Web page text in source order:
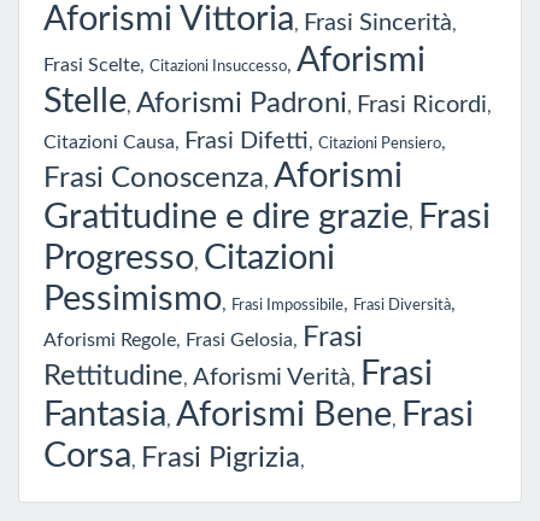
Aforismi Vittoria, Frasi Sincerità,
Frasi Scelte, Citazioni Insuccesso, Aforismi
Stelle, Aforismi Padroni, Frasi Ricordi,
Citazioni Causa, Frasi Difetti, Citazioni Pensiero,
Frasi Conoscenza, Aforismi
Gratitudine e dire grazie,
Frasi
Progresso, Citazioni
Pessimismo, Frasi Impossibile, Frasi Diversità,
Aforismi Regole, Frasi Gelosia, Frasi
Rettitudine, Aforismi Verità,
Frasi
Fantasia, Aforismi Bene,
Frasi
Corsa, Frasi Pigrizia,